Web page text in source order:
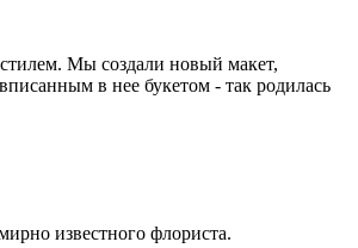
Мы создали новый макет,
в нее букетом - так родилась
известного флориста.